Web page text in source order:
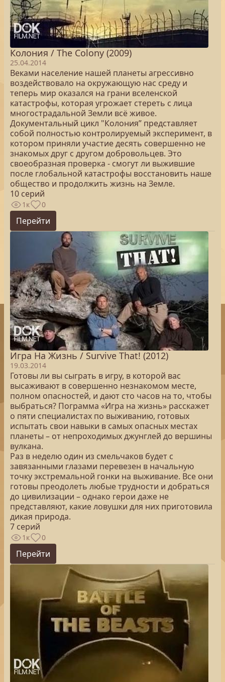
Колония / The Colony (2009)
25.04.2014
Веками население нашей планеты агрессивно
воздействовало на окружающую нас среду и
теперь мир оказался на грани вселенской
катастрофы, которая угрожает стереть с лица
многострадальной Земли всё живое.
Документальный цикл "Колония” представляет
собой полностью контролируемый эксперимент, в
котором приняли участие десять совершенно не
знакомых друг с другом добровольцев. Это
своеобразная проверка - смогут ли выжившие
после глобальной катастрофы восстановить наше
общество и продолжить жизнь на Земле.
10 серий
1к 0
Перейти
Игра На Жизнь / Survive That! (2012)
19.03.2014
Готовы ли вы сыграть в игру, в которой вас
высаживают в совершенно незнакомом месте,
полном опасностей, и дают сто часов на то, чтобы
выбраться? Пограмма «Игра на жизнь» расскажет
о пяти специалистах по выживанию, готовых
испытать свои навыки в самых опасных местах
планеты – от непроходимых джунглей до вершины
вулкана.
Раз в неделю один из смельчаков будет с
завязанными глазами перевезен в начальную
точку экстремальной гонки на выживание. Все они
готовы преодолеть любые трудности и добраться
до цивилизации – однако герои даже не
представляют, какие ловушки для них приготовила
дикая природа.
7 серий
1к 0
Перейти